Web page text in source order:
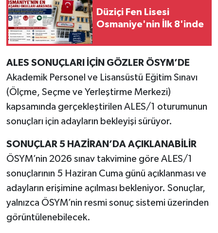
Düziçi Fen Lisesi
Osmaniye'nin İlk 8'inde
ALES SONUÇLARI İÇİN GÖZLER ÖSYM’DE
Akademik Personel ve Lisansüstü Eğitim Sınavı
(Ölçme, Seçme ve Yerleştirme Merkezi)
kapsamında gerçekleştirilen ALES/1 oturumunun
sonuçları için adayların bekleyişi sürüyor.
SONUÇLAR 5 HAZİRAN’DA AÇIKLANABİLİR
ÖSYM’nin 2026 sınav takvimine göre ALES/1
sonuçlarının 5 Haziran Cuma günü açıklanması ve
adayların erişimine açılması bekleniyor. Sonuçlar,
yalnızca ÖSYM’nin resmi sonuç sistemi üzerinden
görüntülenebilecek.